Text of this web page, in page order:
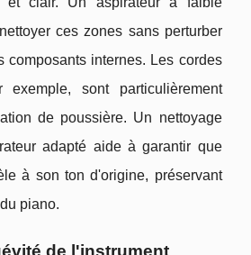
ces zones sans perturber
composants internes. Les cordes
sont particulièrement
de poussière. Un nettoyage
adapté aide à garantir que
à son ton d'origine, préservant
piano.
de l'instrument